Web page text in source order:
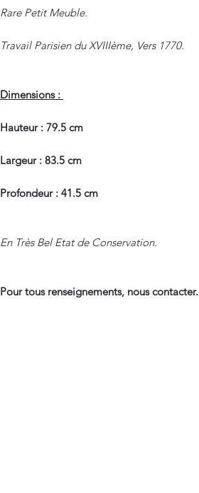
Rare Petit Meuble.
Travail Parisien du XVIIIème, Vers 1770.
Dimensions :
Hauteur : 79.5 cm
Largeur : 83.5 cm
Profondeur : 41.5 cm
En Très Bel Etat de Conservation.
Pour tous renseignements, nous contacter.